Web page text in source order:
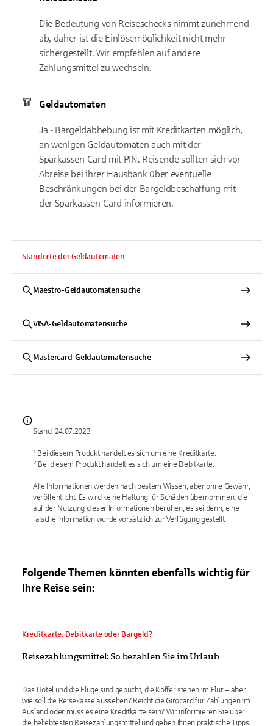
Die Bedeutung von Reiseschecks nimmt zunehmend
ab, daher ist die Einlösemöglichkeit nicht mehr
sichergestellt. Wir empfehlen auf andere
Zahlungsmittel zu wechseln.
Geldautomaten
Ja - Bargeldabhebung ist mit Kreditkarten möglich,
an wenigen Geldautomaten auch mit der
Sparkassen-Card mit PIN. Reisende sollten sich vor
Abreise bei ihrer Hausbank über eventuelle
Beschränkungen bei der Bargeldbeschaffung mit
der Sparkassen-Card informieren.
Standorte der Geldautomaten
Maestro-Geldautomatensuche
VISA-Geldautomatensuche
Mastercard-Geldautomatensuche
Stand: 24.07.2023
¹ Bei diesem Produkt handelt es sich um eine Kreditkarte.
² Bei diesem Produkt handelt es sich um eine Debitkarte.
Alle Informationen werden nach bestem Wissen, aber ohne Gewähr,
veröffentlicht. Es wird keine Haftung für Schäden übernommen, die
auf der Nutzung dieser Informationen beruhen, es sei denn, eine
falsche Information wurde vorsätzlich zur Verfügung gestellt.
Folgende Themen könnten ebenfalls wichtig für
Ihre Reise sein:
Kreditkarte, Debitkarte oder Bargeld?
Reisezahlungsmittel: So bezahlen Sie im Urlaub
Das Hotel und die Flüge sind gebucht, die Koffer stehen im Flur – aber
wie soll die Reisekasse aussehen? Reicht die Girocard für Zahlungen im
Ausland oder muss es eine Kreditkarte sein? Wir informieren Sie über
die beliebtesten Reisezahlungsmittel und geben Ihnen praktische Tipps.